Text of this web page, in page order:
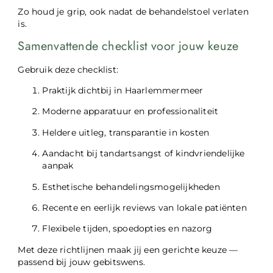
Zo houd je grip, ook nadat de behandelstoel verlaten
is.
Samenvattende checklist voor jouw keuze
Gebruik deze checklist:
Praktijk dichtbij in Haarlemmermeer
Moderne apparatuur en professionaliteit
Heldere uitleg, transparantie in kosten
Aandacht bij tandartsangst of kindvriendelijke
aanpak
Esthetische behandelingsmogelijkheden
Recente en eerlijk reviews van lokale patiënten
Flexibele tijden, spoedopties en nazorg
Met deze richtlijnen maak jij een gerichte keuze —
passend bij jouw gebitswens.